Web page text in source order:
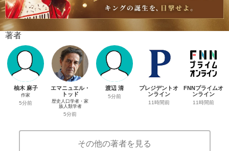
著者
柚木 麻子
作家
5分前
エマニュエル・
トッド
歴史人口学者・家
族人類学者
5分前
渡辺 清
5分前
プレジデントオ
ンライン
11時間前
FNNプライムオ
ンライン
11時間前
その他の著者を見る